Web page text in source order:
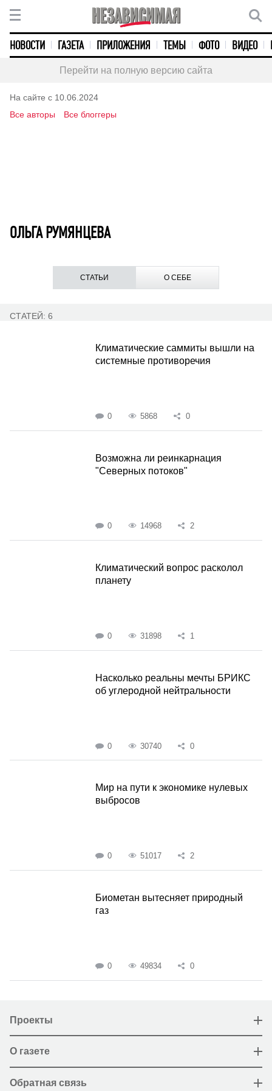
НОВОСТИ ГАЗЕТА ПРИЛОЖЕНИЯ ТЕМЫ ФОТО ВИДЕО
Перейти на полную версию сайта
На сайте с 10.06.2024
Все авторы
Все блоггеры
ОЛЬГА РУМЯНЦЕВА
СТАТЬИ О СЕБЕ
СТАТЕЙ: 6
Климатические саммиты вышли на
системные противоречия
0 5868 0
Возможна ли реинкарнация
"Северных потоков"
0 14968 2
Климатический вопрос расколол
планету
0 31898 1
Насколько реальны мечты БРИКС
об углеродной нейтральности
0 30740 0
Мир на пути к экономике нулевых
выбросов
0 51017 2
Биометан вытесняет природный
газ
0 49834 0
Проекты
О газете
Обратная связь